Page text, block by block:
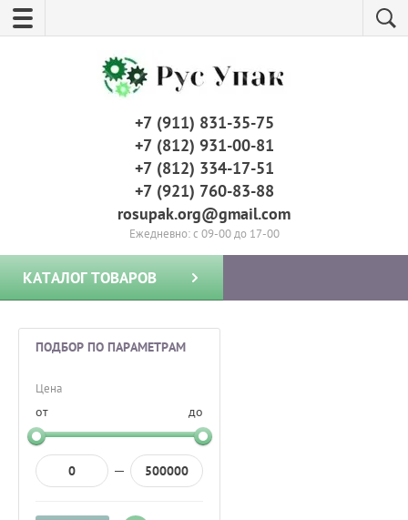
+7 (911) 831-35-75
+7 (812) 931-00-81
+7 (812) 334-17-51
+7 (921) 760-83-88
rosupak.org@gmail.com
Ежедневно: с 09-00 до 17-00
КАТАЛОГ ТОВАРОВ
ПОДБОР ПО ПАРАМЕТРАМ
Цена
от до